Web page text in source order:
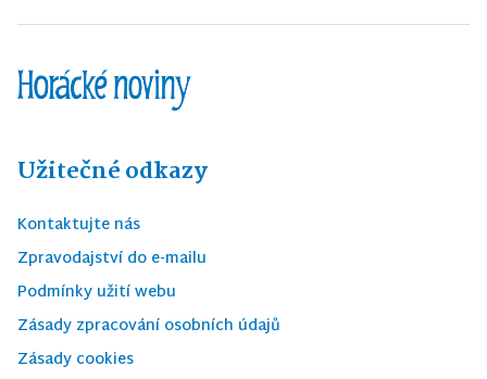
Užitečné odkazy
Kontaktujte nás
Zpravodajství do e-mailu
Podmínky užití webu
Zásady zpracování osobních údajů
Zásady cookies